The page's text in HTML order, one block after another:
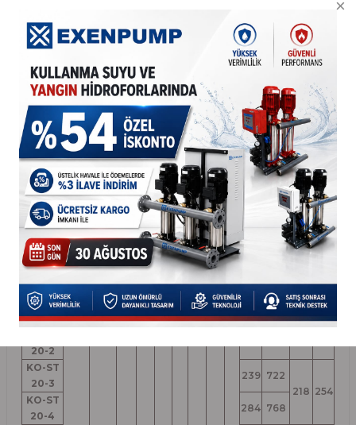
MODEL Giriş Çıkış
ÖLÇÜLER (mm)
A
B C D E ØF H H1 H2 G
G1
20-2
KO-ST
20-3
239 722
218 254
KO-ST
20-4
284 768